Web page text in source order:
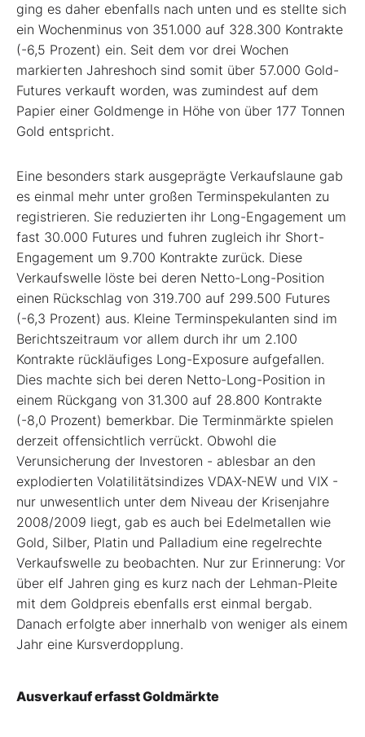
ging es daher ebenfalls nach unten und es stellte sich
ein Wochenminus von 351.000 auf 328.300 Kontrakte
(-6,5 Prozent) ein. Seit dem vor drei Wochen
markierten Jahreshoch sind somit über 57.000 Gold-
Futures verkauft worden, was zumindest auf dem
Papier einer Goldmenge in Höhe von über 177 Tonnen
Gold entspricht.
Eine besonders stark ausgeprägte Verkaufslaune gab
es einmal mehr unter großen Terminspekulanten zu
registrieren. Sie reduzierten ihr Long-Engagement um
fast 30.000 Futures und fuhren zugleich ihr Short-
Engagement um 9.700 Kontrakte zurück. Diese
Verkaufswelle löste bei deren Netto-Long-Position
einen Rückschlag von 319.700 auf 299.500 Futures
(-6,3 Prozent) aus. Kleine Terminspekulanten sind im
Berichtszeitraum vor allem durch ihr um 2.100
Kontrakte rückläufiges Long-Exposure aufgefallen.
Dies machte sich bei deren Netto-Long-Position in
einem Rückgang von 31.300 auf 28.800 Kontrakte
(-8,0 Prozent) bemerkbar. Die Terminmärkte spielen
derzeit offensichtlich verrückt. Obwohl die
Verunsicherung der Investoren - ablesbar an den
explodierten Volatilitätsindizes VDAX-NEW und VIX -
nur unwesentlich unter dem Niveau der Krisenjahre
2008/2009 liegt, gab es auch bei Edelmetallen wie
Gold, Silber, Platin und Palladium eine regelrechte
Verkaufswelle zu beobachten. Nur zur Erinnerung: Vor
über elf Jahren ging es kurz nach der Lehman-Pleite
mit dem Goldpreis ebenfalls erst einmal bergab.
Danach erfolgte aber innerhalb von weniger als einem
Jahr eine Kursverdopplung.
Ausverkauf erfasst Goldmärkte